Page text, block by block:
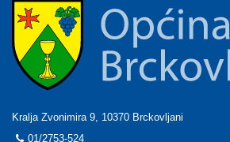
Kralja Zvonimira 9, 10370 Brckovljani
01/2753-524